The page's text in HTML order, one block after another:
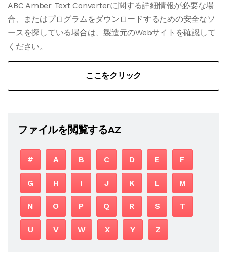
ABC Amber Text Converterに関する詳細情報が必要な場
合、またはプログラムをダウンロードするための安全なソ
ースを探している場合は、製造元のWebサイトを確認して
ください。
ここをクリック
ファイルを閲覧するAZ
# A B C D E F
G H I J K L M
N O P Q R S T
U V W X Y Z